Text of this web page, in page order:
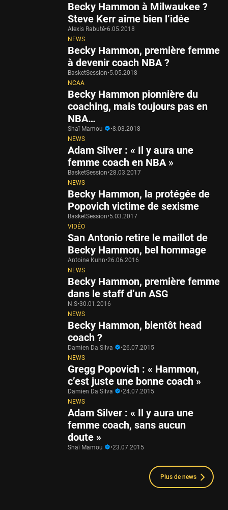
Becky Hammon à Milwaukee ?
Steve Kerr aime bien l’idée
Alexis Rabuté•6.05.2018
NEWS
Becky Hammon, première femme
à devenir coach NBA ?
BasketSession•5.05.2018
NCAA
Becky Hammon pionnière du
coaching, mais toujours pas en
NBA…
Shaï Mamou •8.03.2018
NEWS
Adam Silver : « Il y aura une
femme coach en NBA »
BasketSession•28.03.2017
NEWS
Becky Hammon, la protégée de
Popovich victime de sexisme
BasketSession•5.03.2017
VIDÉO
San Antonio retire le maillot de
Becky Hammon, bel hommage
Antoine Kuhn•26.06.2016
NEWS
Becky Hammon, première femme
dans le staff d’un ASG
N.S•30.01.2016
NEWS
Becky Hammon, bientôt head
coach ?
Damien Da Silva •26.07.2015
NEWS
Gregg Popovich : « Hammon,
c’est juste une bonne coach »
Damien Da Silva •24.07.2015
NEWS
Adam Silver : « Il y aura une
femme coach, sans aucun
doute »
Shaï Mamou •23.07.2015
Plus de news